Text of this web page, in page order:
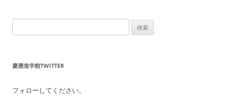
索:
慶應進学館TWITTER
フォローしてください。